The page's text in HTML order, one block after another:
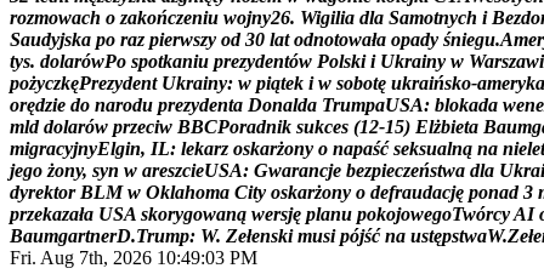
rozmowach o zakończeniu wojny26. Wigilia dla Samotnych i Bezdo
Saudyjska po raz pierwszy od 30 lat odnotowała opady śniegu.Amer
tys. dolarówPo spotkaniu prezydentów Polski i Ukrainy w Warszawi
pożyczkęPrezydent Ukrainy: w piątek i w sobotę ukraińsko-ameryka
orędzie do narodu prezydenta Donalda TrumpaUSA: blokada wene
mld dolarów przeciw BBCPoradnik sukces (12-15) Elżbieta Baumg
migracyjnyElgin, IL: lekarz oskarżony o napaść seksualną na nielet
jego żony, syn w areszcieUSA: Gwarancje bezpieczeństwa dla Ukrai
dyrektor BLM w Oklahoma City oskarżony o defraudację ponad 3
przekazała USA skorygowaną wersję planu pokojowegoTwórcyAI
BaumgartnerD.Trump: W. Zełenski musi pójść na ustępstwaW.Zełe
Fri. Aug 7th, 2026 10:49:04 PM